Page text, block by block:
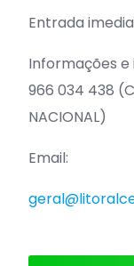
Entrada
Informações
966 034 438
NACIONAL)
Email: